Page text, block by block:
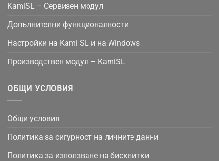
KamiSL – Сервизен модул
Допълнителни функционалности
Настройки на Kami SL и на Windows
Производствен модул – KamiSL
ОБЩИ УСЛОВИЯ
Общи условия
Политика за сигурност на личните данни
Политика за използване на бисквитки